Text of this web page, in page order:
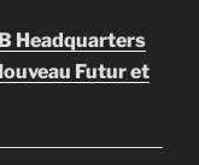
Headquarters
Futur et